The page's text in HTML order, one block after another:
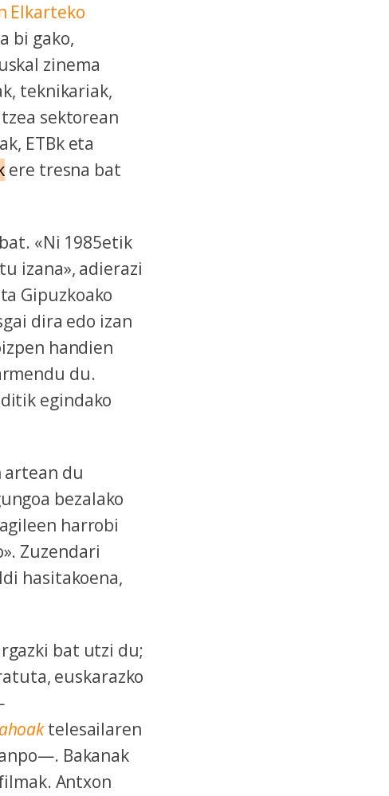
Elkarteko
bi gako,
zinema
teknikariak,
sektorean
ETBk eta
ere tresna bat
«Ni 1985etik
izana», adierazi
Gipuzkoako
dira edo izan
handien
du.
egindako
artean du
bezalako
harrobi
Zuzendari
hasitakoena,
bat utzi du;
euskarazko
telesailaren
Bakanak
Antxon